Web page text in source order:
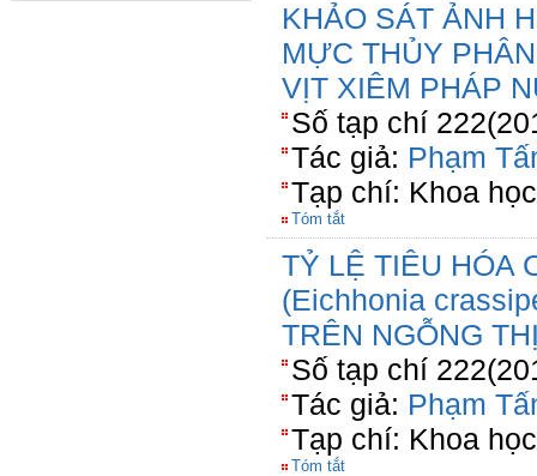
KHẢO SÁT ẢNH
MỰC THỦY
VỊT XIÊM PHÁP
Số tạp chí
Tác giả: Phạm
Tạp chí: Khoa
Tóm tắt
TỶ LỆ TIÊU HÓA
(Eichhonia
TRÊN NGỖNG
Số tạp chí
Tác giả: Phạm
Tạp chí: Khoa
Tóm tắt